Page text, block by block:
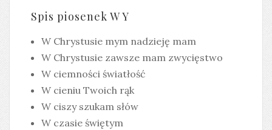
Spis piosenek W Y
W Chrystusie mym nadzieję mam
W Chrystusie zawsze mam zwycięstwo
W ciemności światłość
W cieniu Twoich rąk
W ciszy szukam słów
W czasie świętym